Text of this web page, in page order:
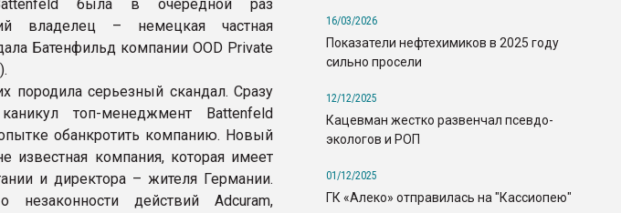
была в очередной раз
владелец – немецкая частная
Батенфильд компании OOD Private
породила серьезный скандал. Сразу
топ-менеджмент Battenfeld
обанкротить компанию. Новый
известная компания, которая имеет
и директора – жителя Германии.
действий Adcuram,
16/03/2026
Показатели нефтехимиков в 2025 году
сильно просели
12/12/2025
Кацевман жестко развенчал псевдо-
экологов и РОП
01/12/2025
ГК «Алеко» отправилась на "Кассиопею"